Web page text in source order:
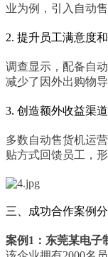
业为例，引入自动
2. 提升员工满意度
调查显示，配备自
减少了因外出购物
3. 创造额外收益渠道
多数自动售货机运
贴方式回馈员工，
三、成功合作案例
案例 1：东莞某电子